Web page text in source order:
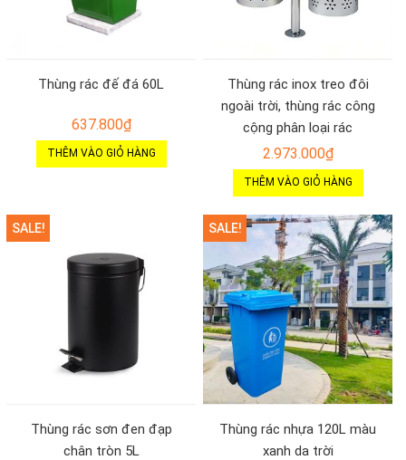
Thùng rác đế đá 60L
637.800₫
THÊM VÀO GIỎ HÀNG
Thùng rác inox treo đôi
ngoài trời, thùng rác công
cộng phân loại rác
2.973.000₫
THÊM VÀO GIỎ HÀNG
SALE!
Thùng rác sơn đen đạp
chân tròn 5L
SALE!
Thùng rác nhựa 120L màu
xanh da trời